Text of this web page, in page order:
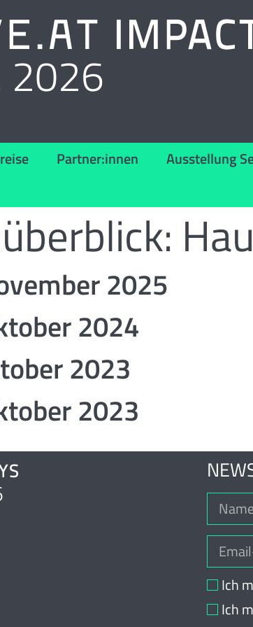
2026
Partner:innen Ausstellung
2025
2024
2023
2023
Ich
Ich